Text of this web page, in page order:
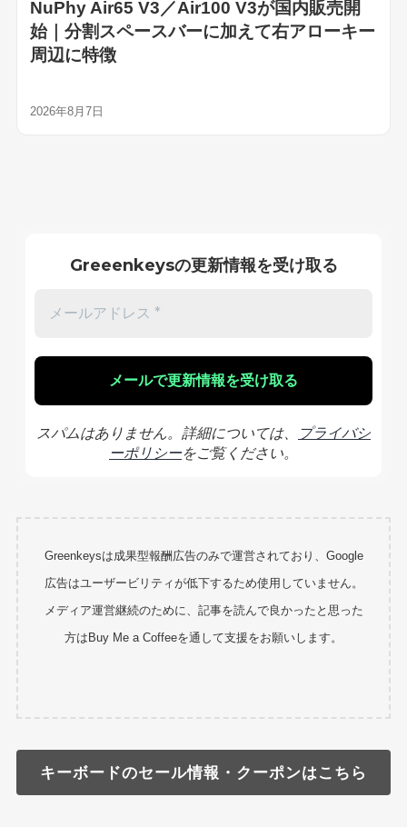
NuPhy Air65 V3／Air100 V3が国内販売開
始｜分割スペースバーに加えて右アローキー
周辺に特徴
2026年8月7日
Greeenkeysの更新情報を受け取る
スパムはありません。詳細については、
プライバシ
ーポリシーをご覧ください。
Greenkeysは成果型報酬広告のみで運営されており、Google
広告はユーザービリティが低下するため使用していません。
メディア運営継続のために、記事を読んで良かったと思った
方はBuy Me a Coffeeを通して支援をお願いします。
キーボードのセール情報・クーポンはこちら